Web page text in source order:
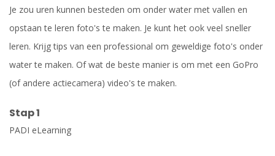
Je zou uren kunnen besteden om onder water met vallen en
opstaan te leren foto's te maken. Je kunt het ook veel sneller
leren. Krijg tips van een professional om geweldige foto's onder
water te maken. Of wat de beste manier is om met een GoPro
(of andere actiecamera) video's te maken.
Stap 1
PADI eLearning